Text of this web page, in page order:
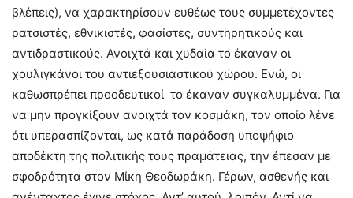
βλέπεις), να χαρακτηρίσουν ευθέως τους συμμετέχοντες
ρατσιστές, εθνικιστές, φασίστες, συντηρητικούς και
αντιδραστικούς. Ανοιχτά και χυδαία το έκαναν οι
χουλιγκάνοι του αντιεξουσιαστικού χώρου. Ενώ, οι
καθωσπρέπει προοδευτικοί το έκαναν συγκαλυμμένα. Για
να μην προγκίξουν ανοιχτά τον κοσμάκη, τον οποίο λένε
ότι υπερασπίζονται, ως κατά παράδοση υποψήφιο
αποδέκτη της πολιτικής τους πραμάτειας, την έπεσαν με
σφοδρότητα στον Μίκη Θεοδωράκη. Γέρων, ασθενής και